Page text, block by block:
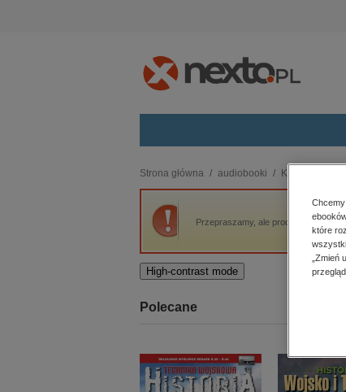
budownictwo, aranżacja wnętrz
biznesowe, branżowe,
darmowe wydania
edukacja
kobiece, lifestyle, kultura
Strona główna audiobooki Kryminał,
Przepraszamy, ale produkt „Głowa
High-contrast mode
Polecane
które